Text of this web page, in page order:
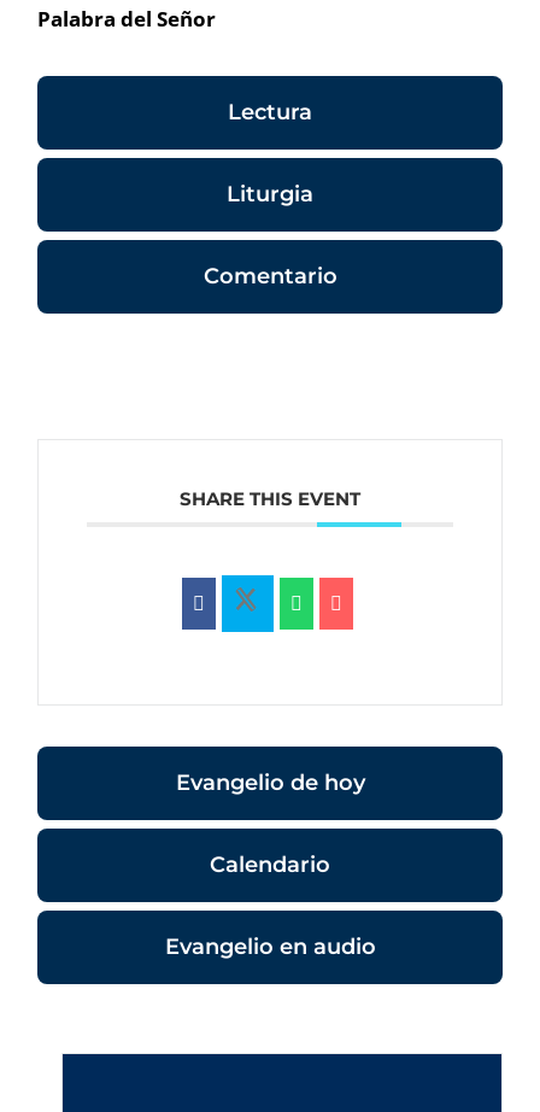
Palabra del Señor
Lectura
Liturgia
Comentario
SHARE THIS EVENT
Evangelio de hoy
Calendario
Evangelio en audio